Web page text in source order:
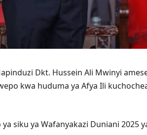
Dkt. Hussein Ali Mwinyi
kwa huduma ya Afya Ili
siku ya Wafanyakazi Duniani 2025